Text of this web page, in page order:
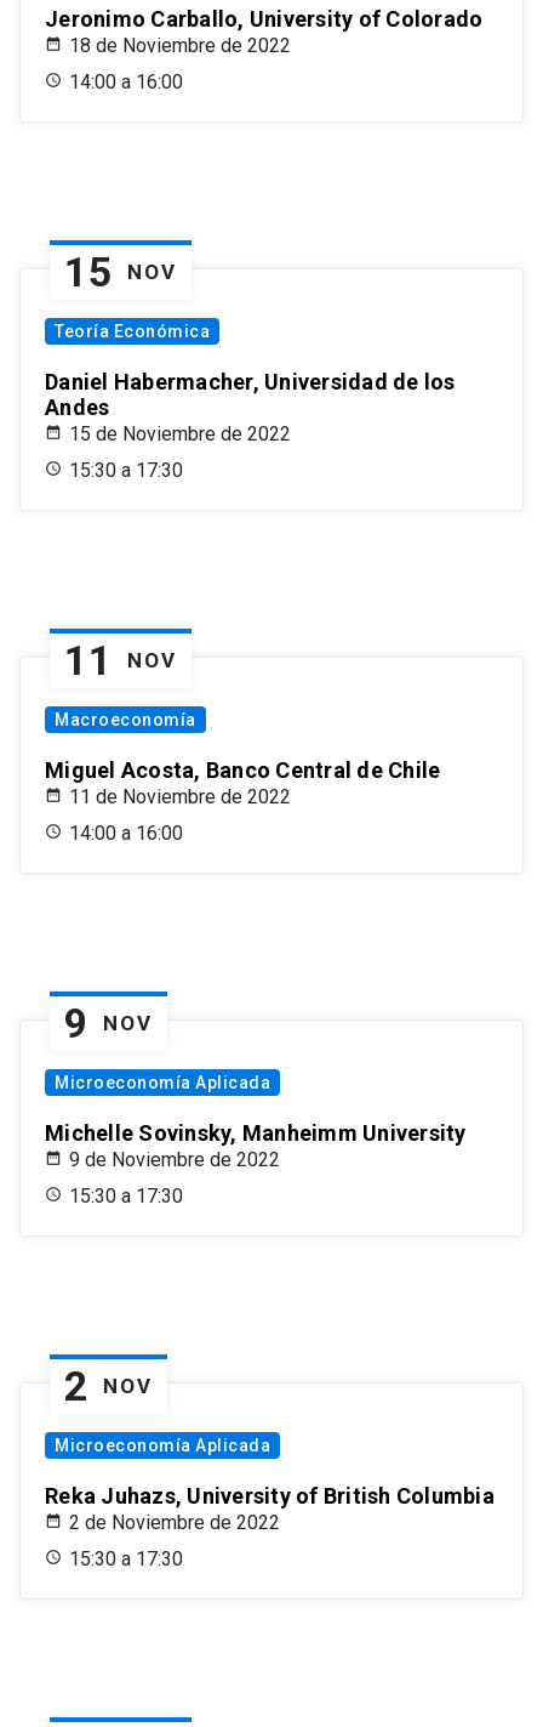
Jeronimo Carballo, University of Colorado
18 de Noviembre de 2022
14:00 a 16:00
15 NOV
Teoría Económica
Daniel Habermacher, Universidad de los
Andes
15 de Noviembre de 2022
15:30 a 17:30
11 NOV
Macroeconomía
Miguel Acosta, Banco Central de Chile
11 de Noviembre de 2022
14:00 a 16:00
9 NOV
Microeconomía Aplicada
Michelle Sovinsky, Manheimm University
9 de Noviembre de 2022
15:30 a 17:30
2 NOV
Microeconomía Aplicada
Reka Juhazs, University of British Columbia
2 de Noviembre de 2022
15:30 a 17:30